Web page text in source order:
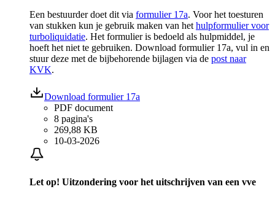
Een bestuurder doet dit via formulier 17a. Voor het toesturen
van stukken kun je gebruik maken van het hulpformulier voor
turboliquidatie. Het formulier is bedoeld als hulpmiddel, je
hoeft het niet te gebruiken. Download formulier 17a, vul in en
stuur deze met de bijbehorende bijlagen via de post naar
KVK.
Download formulier 17a
PDF document
8 pagina's
269,88 KB
10-03-2026
Let op! Uitzondering voor het uitschrijven van een vve